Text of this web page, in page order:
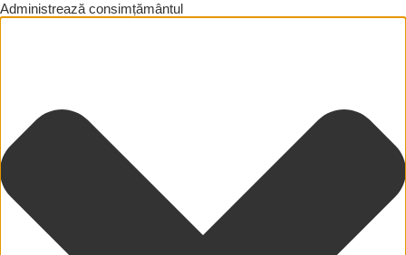
Administrează consimțământul